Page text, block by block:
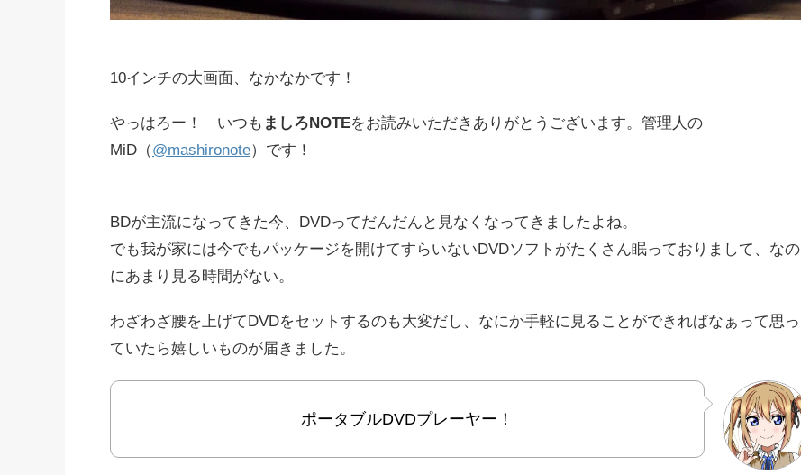
10インチの大画面、なかなかです！
やっはろー！ いつも ましろNOTEをお読みいただきありがとうございます。管理人の
MiD（@mashironote）です！
BDが主流になってきた今、DVDってだんだんと見なくなってきましたよね。
でも我が家には今でもパッケージを開けてすらいないDVDソフトがたくさん眠っておりまして、なの
にあまり見る時間がない。
わざわざ腰を上げてDVDをセットするのも大変だし、なにか手軽に見ることができればなぁって思っ
ていたら嬉しいものが届きました。
ポータブルDVDプレーヤー！